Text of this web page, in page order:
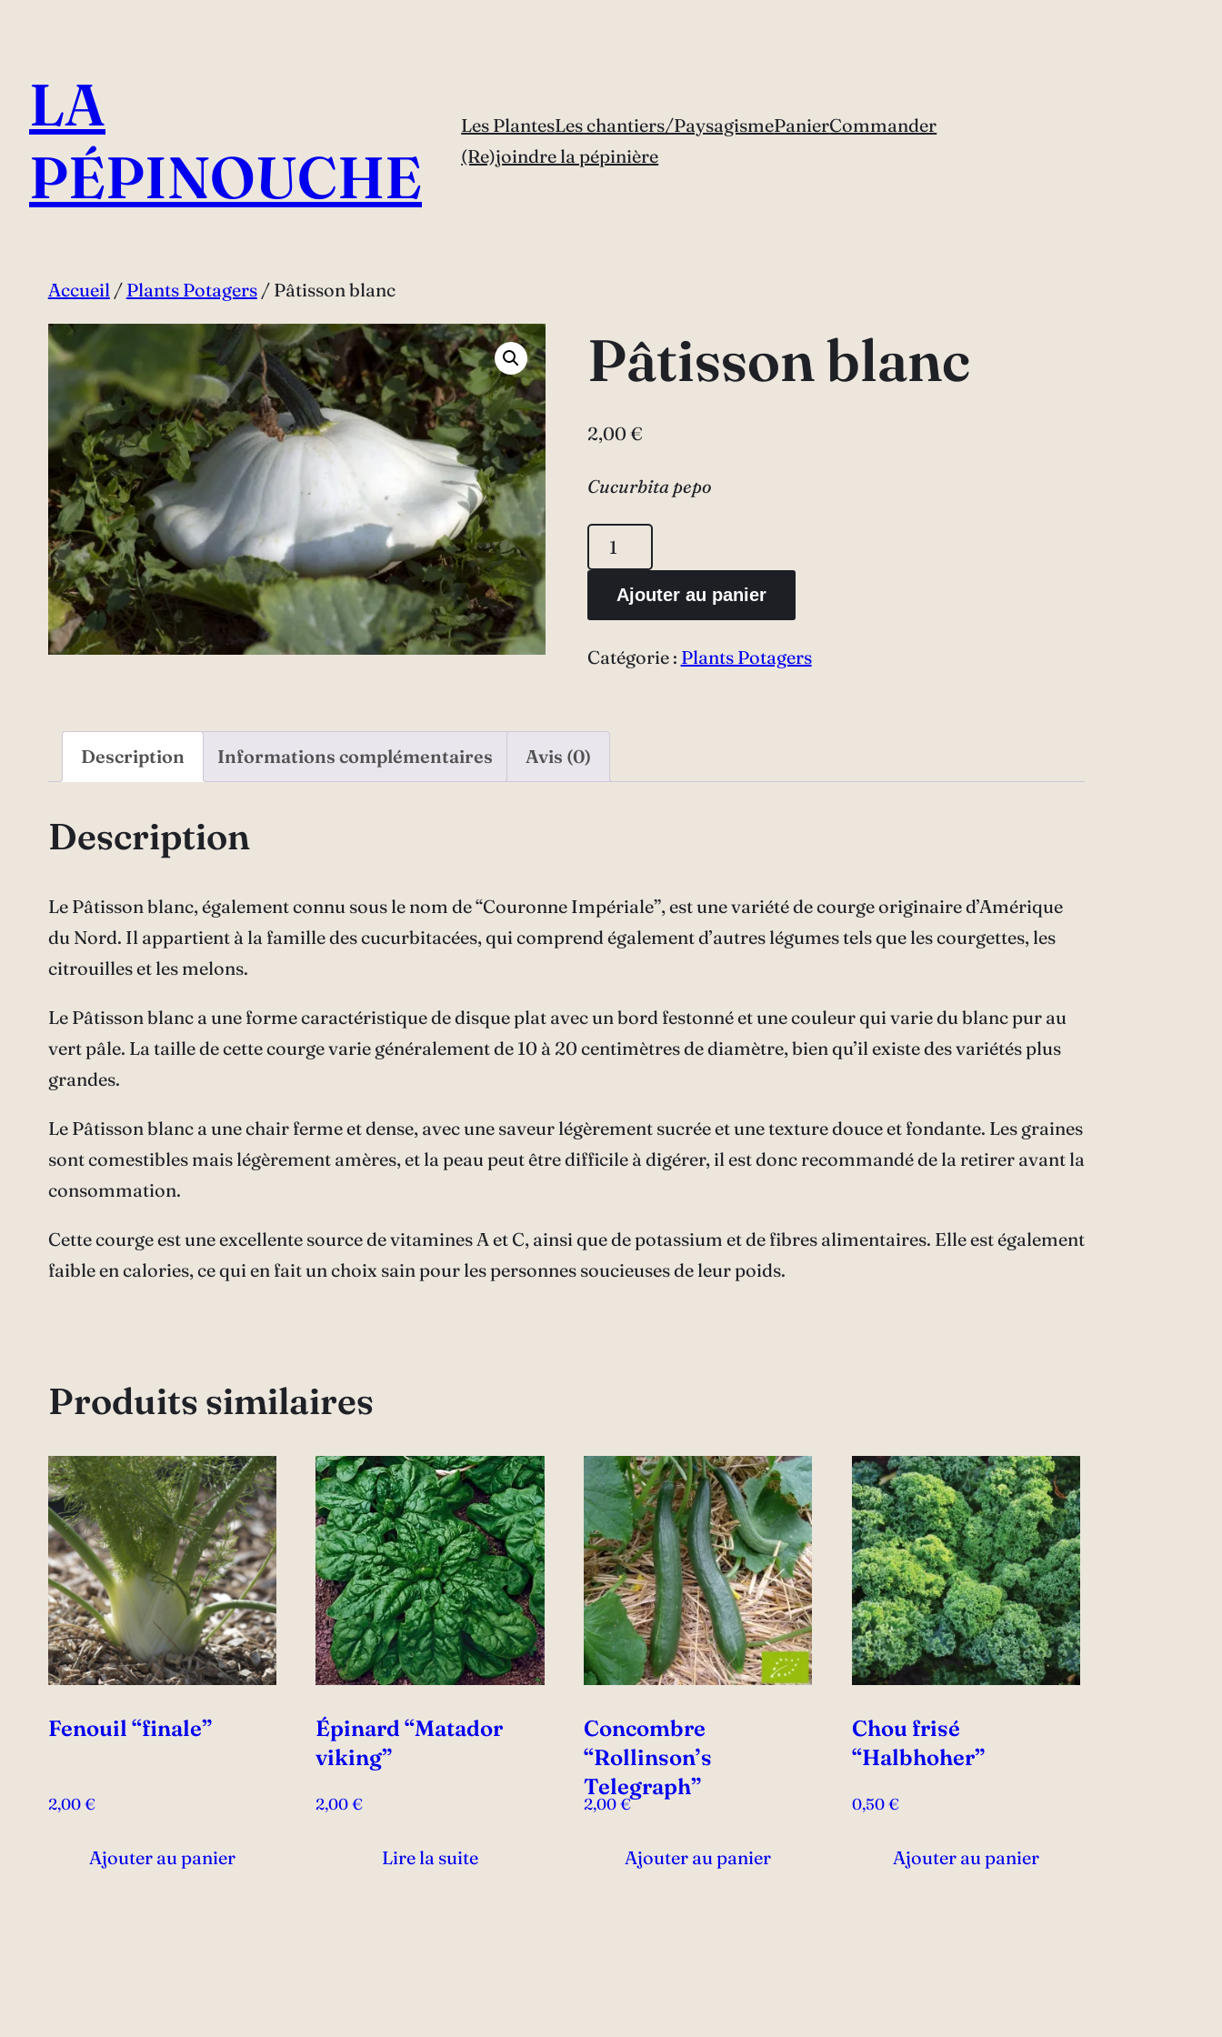
contenu
LA
PÉPINOUCHE
Les PlantesLes chantiers/PaysagismePanierCommander
(Re)joindre la pépinière
Accueil / Plants Potagers/ Pâtisson blanc
Pâtisson blanc
2,00 €
Cucurbita pepo
quantité
de
Pâtisson
Ajouter au panier
Catégorie : Plants Potagers
Description Informations complémentaires Avis (0)
Description
Le Pâtisson blanc, également connu sous le nom de “Couronne Impériale”, est une variété de courge originaire d’Amérique
du Nord. Il appartient à la famille des cucurbitacées, qui comprend également d’autres légumes tels que les courgettes, les
citrouilles et les melons.
Le Pâtisson blanc a une forme caractéristique de disque plat avec un bord festonné et une couleur qui varie du blanc pur au
vert pâle. La taille de cette courge varie généralement de 10 à 20 centimètres de diamètre, bien qu’il existe des variétés plus
grandes.
Le Pâtisson blanc a une chair ferme et dense, avec une saveur légèrement sucrée et une texture douce et fondante. Les graines
sont comestibles mais légèrement amères, et la peau peut être difficile à digérer, il est donc recommandé de la retirer avant la
consommation.
Cette courge est une excellente source de vitamines A et C, ainsi que de potassium et de fibres alimentaires. Elle est également
faible en calories, ce qui en fait un choix sain pour les personnes soucieuses de leur poids.
Produits similaires
Fenouil “finale”
2,00€
Ajouter au panier
Épinard “Matador
viking”
2,00€
Lire la suite
Concombre
“Rollinson’s
Telegraph”
2,00€
Ajouter au panier
Chou frisé
“Halbhoher”
0,50€
Ajouter au panier